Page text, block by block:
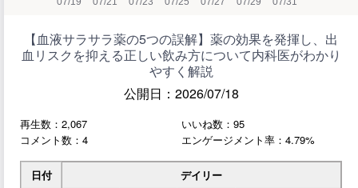
【血液サラサラ薬の5つの誤解】薬の効果を発揮し、出
血リスクを抑える正しい飲み方について内科医がわかり
やすく解説
公開日：2026/07/18
再生数：2,067
いいね数：95
コメント数：4
エンゲージメント率：4.79%
日付
デイリー